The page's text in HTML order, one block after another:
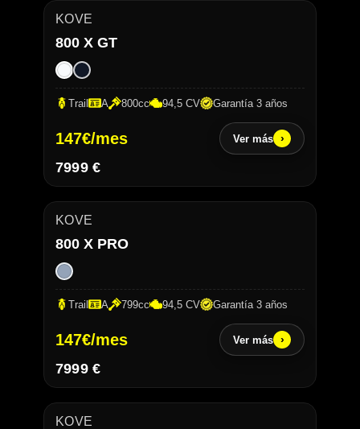
KOVE
800 X GT
Trail A 800cc 94,5 CV Garantía 3 años
147€/mes Ver más ›
7999 €
KOVE
800 X PRO
Trail A 799cc 94,5 CV Garantía 3 años
147€/mes Ver más ›
7999 €
KOVE